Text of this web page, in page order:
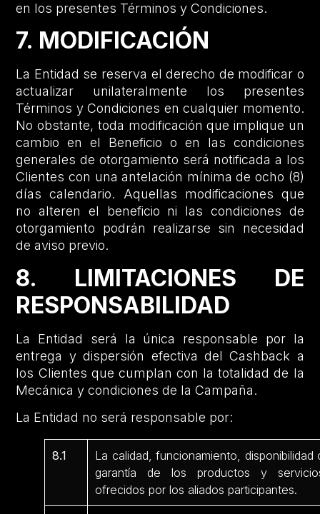
en los presentes Términos y Condiciones.
7. MODIFICACIÓN
La Entidad se reserva el derecho de modificar o
actualizar unilateralmente los presentes
Términos y Condiciones en cualquier momento.
No obstante, toda modificación que implique un
cambio en el Beneficio o en las condiciones
generales de otorgamiento será notificada a los
Clientes con una antelación mínima de ocho (8)
días calendario. Aquellas modificaciones que
no alteren el beneficio ni las condiciones de
otorgamiento podrán realizarse sin necesidad
de aviso previo.
8. LIMITACIONES DE
RESPONSABILIDAD
La Entidad será la única responsable por la
entrega y dispersión efectiva del Cashback a
los Clientes que cumplan con la totalidad de la
Mecánica y condiciones de la Campaña.
La Entidad no será responsable por:
8.1
La calidad, funcionamiento, disponibilidad
garantía de los productos y
ofrecidos por los aliados participantes.